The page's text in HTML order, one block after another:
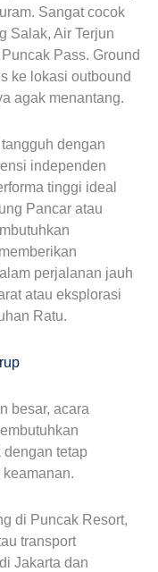
Sangat cocok
Salak, Air Terjun
Pass. Ground
ke lokasi outbound
agak menantang.
dengan
independen
tinggi ideal
Pancar atau
perjalanan jauh
atau eksplorasi
Ratu.
besar, acara
dengan tetap
di Puncak Resort,
transport
Jakarta dan